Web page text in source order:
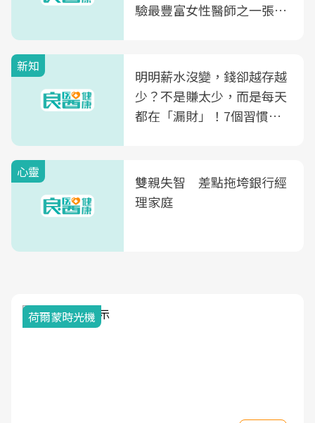
驗最豐富女性醫師之一張永
光田醫院建構360度女性健
康照護生態圈
新知
明明薪水沒變，錢卻越存越
少？不是賺太少，而是每天
都在「漏財」！7個習慣一
心靈
雙親失智 差點拖垮銀行經
理家庭
荷爾蒙時光機